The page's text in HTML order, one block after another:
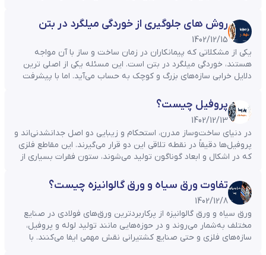
نبشی، ناودانی و سپری کرده اند. شما می‌توانید با توجه ...
روش های جلوگیری از خوردگی میلگرد در بتن
1402/12/15
یکی از مشکلاتی که پیمانکاران در زمان ساخت و ساز با آن مواجه
هستند، خوردگی میلگرد در بتن است. این مسئله یکی از اصلی ترین
دلایل خرابی سازه‌های بزرگ و کوچک به حساب می‌آید. اما با پیشرفت
در راستای جلوگیری از خوردگی میلگرد در ...
پروفیل چیست؟
1402/12/13
در دنیای ساخت‌وساز مدرن، استحکام و زیبایی دو اصل جدانشدنی‌اند و
پروفیل‌ها دقیقاً در نقطه تلاقی این دو قرار می‌گیرند. این مقاطع فلزی
که در اشکال و ابعاد گوناگون تولید می‌شوند، ستون فقرات بسیاری از
پنجره‌های ساده ساختمانی. تنوع بالا، دوام قابل‌توجه و قابلیت ...
تفاوت ورق سیاه و ورق گالوانیزه چیست؟
1402/12/8
ورق سیاه و ورق گالوانیزه از پرکاربردترین ورق‌های فولادی در صنایع
مختلف به‌شمار می‌روند و در حوزه‌هایی مانند تولید لوله و پروفیل،
سازه‌های فلزی و حتی صنایع کشتیرانی نقش مهمی ایفا می‌کنند. با